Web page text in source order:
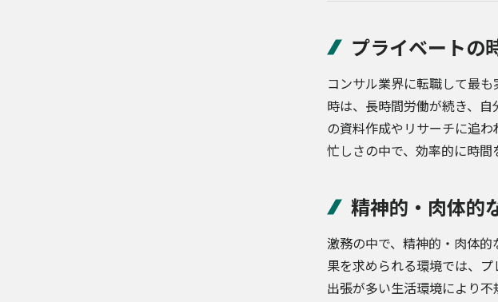
プライベートの
コンサル業界に転職して最
時は、長時間労働が続き、
の資料作成やリサーチに追
忙しさの中で、効率的に時間
精神的・肉体的
激務の中で、精神的・肉体
果を求められる環境では、
出張が多い生活環境により